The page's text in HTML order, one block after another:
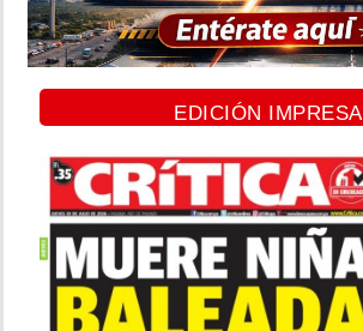
EDICIÓN IMPRESA